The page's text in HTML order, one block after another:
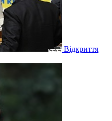
Відкриття